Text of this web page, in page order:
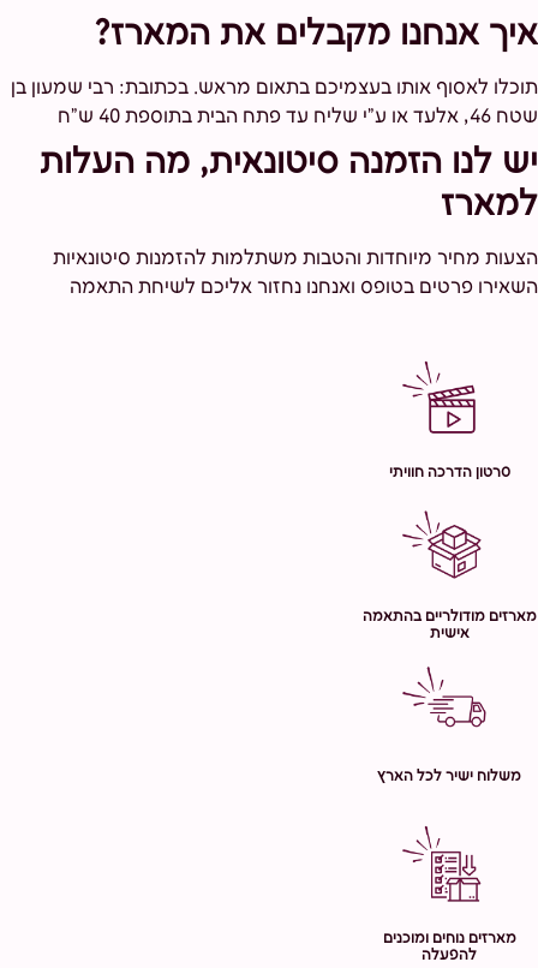
איך אנחנו מקבלים את המארז?
תוכלו לאסוף אותו בעצמיכם בתאום מראש. בכתובת: רבי שמעון בן
שטח 46, אלעד או ע"י שליח עד פתח הבית בתוספת 40 ש"ח
יש לנו הזמנה סיטונאית, מה העלות
למארז
הצעות מחיר מיוחדות והטבות משתלמות להזמנות סיטונאיות
השאירו פרטים בטופס ואנחנו נחזור אליכם לשיחת התאמה
סרטון הדרכה חוויתי
מארזים מודולריים בהתאמה
אישית
משלוח ישיר לכל הארץ
מארזים נוחים ומוכנים
להפעלה